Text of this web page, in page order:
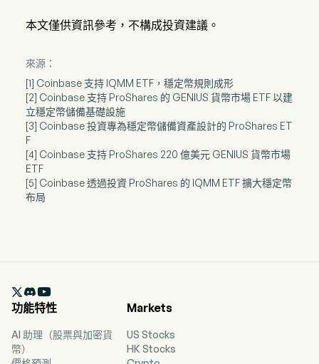
本文僅供資訊參考，不構成投資建議。
來源：
[1] Coinbase 支持 IQMM ETF，穩定幣規則成形
[2] Coinbase 支持 ProShares 的 GENIUS 貨幣市場 ETF 以建
立穩定幣儲備基礎設施
[3] Coinbase 投資專為穩定幣儲備資產設計的 ProShares ET
F
[4] Coinbase 支持 ProShares 220 億美元 GENIUS 貨幣市場
ETF
[5] Coinbase 透過投資 ProShares 的 IQMM ETF 擴大穩定幣
布局

功能特性
AI 助理（股票與加密貨
幣）
Markets
US Stocks
HK Stocks